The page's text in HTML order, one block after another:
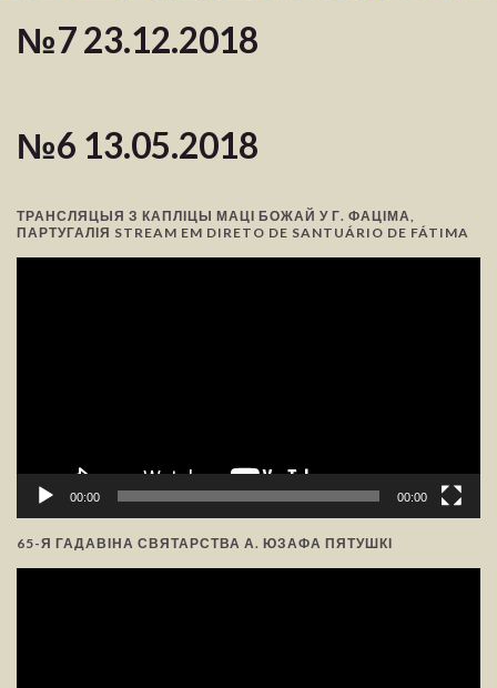
№7 23.12.2018
№6 13.05.2018
ТРАНСЛЯЦЫЯ З КАПЛІЦЫ МАЦІ БОЖАЙ У Г. ФАЦІМА,
ПАРТУГАЛІЯ STREAM EM DIRETO DE SANTUÁRIO DE FÁTIMA
00:00 00:00
65-Я ГАДАВІНА СВЯТАРСТВА А. ЮЗАФА ПЯТУШКІ